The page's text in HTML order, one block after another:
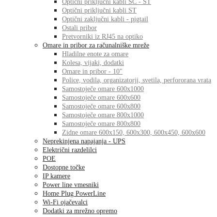
Optični priključni kabli SC - ST
Optični priključni kabli ST
Optični zaključni kabli - pigtail
Ostali pribor
Pretvorniki iz RJ45 na optiko
Omare in pribor za računalniške mreže
Hladilne enote za omare
Kolesa, vijaki, dodatki
Omare in pribor - 10"
Police, vodila, organizatorji, svetila, perfororana vrata
Samostoječe omare 600x1000
Samostoječe omare 600x600
Samostoječe omare 600x800
Samostoječe omare 800x1000
Samostoječe omare 800x800
Zidne omare 600x150, 600x300, 600x450, 600x600
Neprekinjena napajanja - UPS
Električni razdelilci
POE
Dostopne točke
IP kamere
Power line vmesniki
Home Plug PowerLine
Wi-Fi ojačevalci
Dodatki za mrežno opremo